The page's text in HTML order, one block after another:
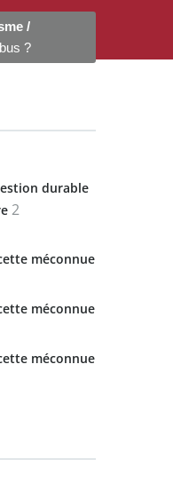
/
?
durable
2
méconnue
méconnue
méconnue